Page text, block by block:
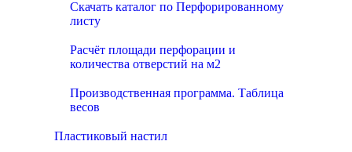
Скачать каталог по Перфорированному
листу
Расчёт площади перфорации и
количества отверстий на м2
Производственная программа. Таблица
весов
Пластиковый настил